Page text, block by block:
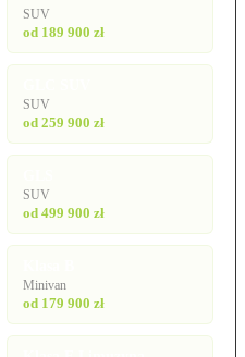
SUV
od 189 900 zł
SUV
od 259 900 zł
SUV
od 499 900 zł
Minivan
od 179 900 zł